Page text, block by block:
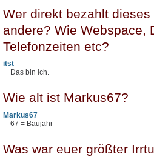
Wer direkt bezahlt
andere? Wie Webspace,
Telefonzeiten etc?
itst
Das bin ich.
Wie alt ist Markus67?
Markus67
67 = Baujahr
Was war euer größter